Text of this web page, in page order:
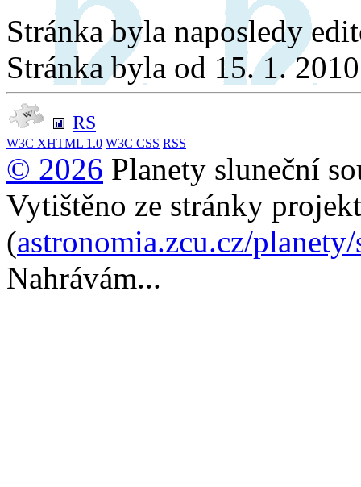
Stránka byla naposledy
Stránka byla od 15. 1.
RS
W3C XHTML 1.0 W3C CSS RSS
© 2026 Planety sluneční
Vytištěno ze stránky
(astronomia.zcu.cz/
Nahrávám...